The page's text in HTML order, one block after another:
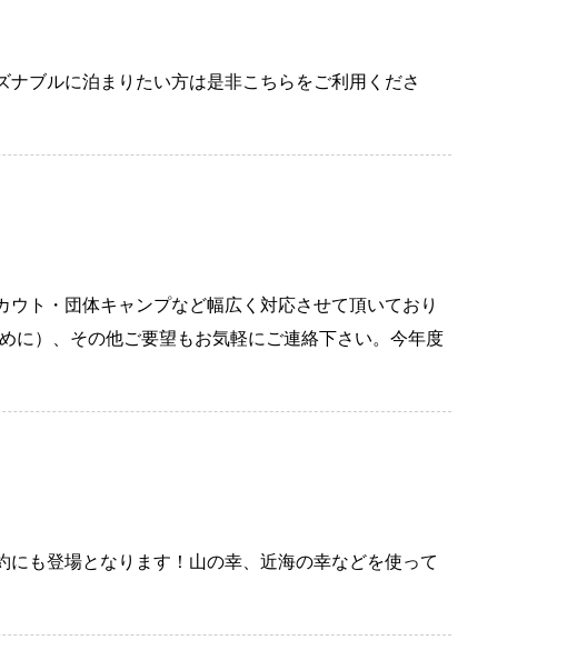
ブルに泊まりたい方は是非こちらをご利用くださ
ト・団体キャンプなど幅広く対応させて頂いており
に）、その他ご要望もお気軽にご連絡下さい。今年度
も登場となります！山の幸、近海の幸などを使って